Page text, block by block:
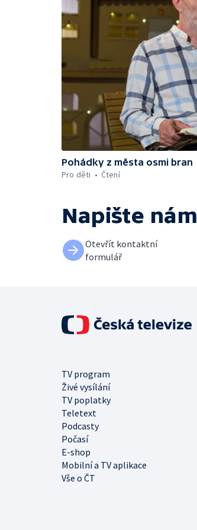
Pohádky z města osmi bran
Pro děti
Čtení
Napište nám
Otevřít kontaktní
formulář
TV program
Živé vysílání
TV poplatky
Teletext
Podcasty
Počasí
E-shop
Mobilní a TV aplikace
Vše o ČT